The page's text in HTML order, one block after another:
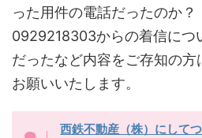
った用件の電話だったのか？
0929218303からの着信につ
だったなど内容をご存知の方
お願いいたします。
西鉄不動産（株）にして